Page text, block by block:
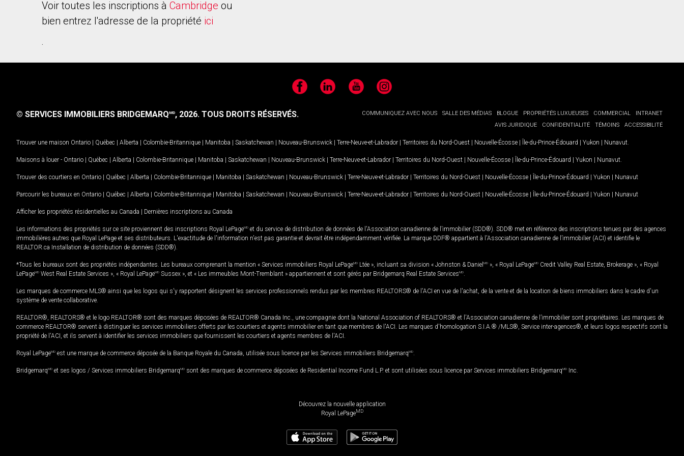
Voir toutes les inscriptions à Cambridge ou
bien entrez l'adresse de la propriété ici
.
FacebookLinkedIn YouTubeInstagram
COMMUNIQUEZ AVEC NOUS SALLE DES MÉDIAS BLOGUE PROPRIÉTÉS LUXUEUSES COMMERCIAL
INTRANET
AVIS JURIDIQUE
CONFIDENTIALITÉ TÉMOINS ACCESSIBILITÉ
© SERVICES IMMOBILIERS BRIDGEMARQMD, 2026. TOUS DROITS RÉSERVÉS.
Trouver une maison Ontario | Québec | Alberta | Colombie-Britannique | Manitoba | Saskatchewan | Nouveau-Brunswick | Terre-Neuve-et-Labrador | Territoires du Nord-Ouest | Nouvelle-Écosse | Île-du-Prince-Édouard | Yukon | Nunavut
Maisons à louer - Ontario | Québec | Alberta | Colombie-Britannique | Manitoba | Saskatchewan | Nouveau-Brunswick | Terre-Neuve-et-Labrador | Territoires du Nord-Ouest | Nouvelle-Écosse | Île-du-Prince-Édouard | Yukon | Nunavut
Trouver des courtiers en Ontario | Québec | Alberta | Colombie-Britannique | Manitoba | Saskatchewan | Nouveau-Brunswick | Terre-Neuve-et-Labrador | Territoires du Nord-Ouest | Nouvelle-Écosse | Île-du-Prince-Édouard | Yukon | Nunavut
Parcourir les bureaux en Ontario | Québec | Alberta | Colombie-Britannique | Manitoba | Saskatchewan | Nouveau-Brunswick | Terre-Neuve-et-Labrador | Territoires du Nord-Ouest | Nouvelle-Écosse | Île-du-Prince-Édouard | Yukon | Nunavut
Afficher les propriétés résidentielles au Canada | Dernières inscriptions au Canada
Les informations des propriétés sur ce site proviennent des inscriptions Royal LePageMD et du service de distribution de données de l'Association canadienne de l’immobilier (SDD®). SDD® met en référence des inscriptions tenues par des agences
immobilières autres que Royal LePage et ses distributeurs. L'exactitude de l'information n'est pas garantie et devrait être indépendamment vérifiée. La marque DDF® appartient à l'Association canadienne de l’immobilier (ACI) et identifie le
REALTOR.ca Installation de distribution de données (SDD®).
*Tous les bureaux sont des propriétés indépendantes. Les bureaux comprenant la mention « Services immobiliers Royal LePageMD Ltée », incluant sa division « Johnston & Daniel MD », « Royal LePageMD Credit Valley Real Estate, Brokerage », « Royal
LePageMD West Real Estate Services », « Royal LePageMD Sussex », et « Les immeubles Mont-Tremblant » appartiennent et sont gérés par Bridgemarq Real Estate ServicesMD
Les marques de commerce MLS® ainsi que les logos qui s'y rapportent désignent les services professionnels rendus par les membres REALTORS® de l'ACI en vue de l'achat, de la vente et de la location de biens immobiliers dans le cadre d'un
système de vente collaborative.
REALTOR®, REALTORS® et le logo REALTOR® sont des marques déposées de REALTOR® Canada Inc., une compagnie dont la National Association of REALTORS® et l'Association canadienne de l’immobilier sont propriétaires. Les marques de
commerce REALTOR® servent à distinguer les services immobiliers offerts par les courtiers et agents immobilier en tant que membres de l'ACI. Les marques d'homologation S.I.A.® /MLS®, Service inter-agences®, et leurs logos respectifs sont la
propriété de l'ACI, et ils servent à identifier les services immobiliers que fournissent les courtiers et agents membres de l'ACI.
Royal LePageMD est une marque de commerce déposée de la Banque Royale du Canada, utilisée sous licence par les Services immobiliers BridgemarqMD
BridgemarqMD et ses logos / Services immobiliers BridgemarqMD sont des marques de commerce déposées de Residential Income Fund L.P. et sont utilisées sous licence par Services immobiliers BridgemarqMD Inc.
Découvrez la nouvelle application
Royal LePageMD